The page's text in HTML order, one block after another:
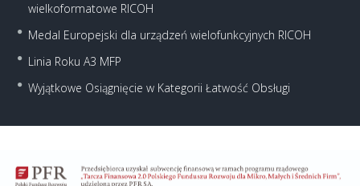
wielkoformatowe RICOH
Medal Europejski dla urządzeń wielofunkcyjnych RICOH
Linia Roku A3 MFP
Wyjątkowe Osiągnięcie w Kategorii Łatwość Obsługi